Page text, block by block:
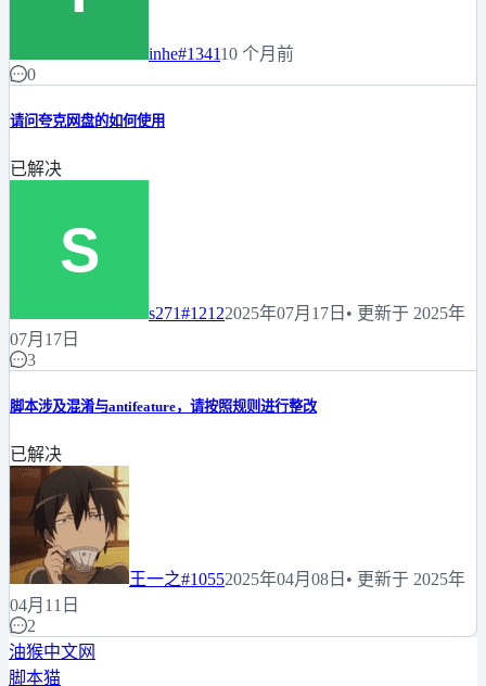
inhe#134110 个月前
0
请问夸克网盘的如何使用
已解决
s271#12122025年07月17日 • 更新于 2025年
07月17日
3
脚本涉及混淆与antifeature，请按照规则进行整改
已解决
王一之#10552025年04月08日 • 更新于 2025年
04月11日
2
油猴中文网
脚本猫